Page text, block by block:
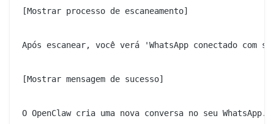
[Mostrar processo de escaneamento]
Após escanear, você verá 'WhatsApp conectado com
[Mostrar mensagem de sucesso]
O OpenClaw cria uma nova conversa no seu WhatsApp.